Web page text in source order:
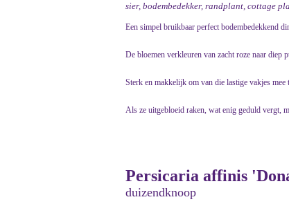
sier, bodembedekker, randplant, cottage
Een simpel bruikbaar perfect bodembedekkend
De bloemen verkleuren van zacht roze naar diep
Sterk en makkelijk om van die lastige vakjes
Als ze uitgebloeid raken, wat enig geduld vergt,
Persicaria affinis
duizendknoop